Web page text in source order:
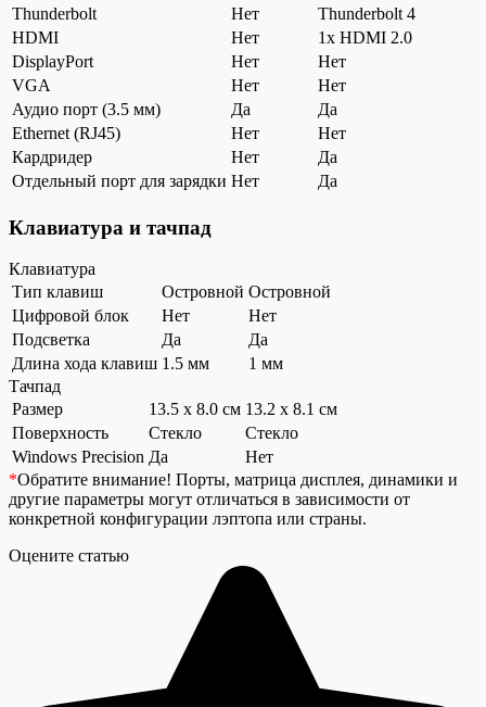
Thunderbolt
Нет
Thunderbolt 4
HDMI
Нет
1x HDMI 2.0
DisplayPort
Нет
Нет
VGA
Нет
Нет
Аудио порт (3.5 мм)
Да
Да
Ethernet (RJ45)
Нет
Нет
Кардридер
Нет
Да
Отдельный порт для зарядки Нет Да
Клавиатура и тачпад
Клавиатура
Тип клавиш
Островной Островной
Цифровой блок
Нет
Нет
Подсветка
Да
Да
Длина хода клавиш 1.5 мм
1 мм
Тачпад
Размер
13.5 x 8.0 см 13.2 x 8.1 см
Поверхность
Стекло
Стекло
Windows Precision Да
Нет
*Обратите внимание! Порты, матрица дисплея, динамики и
другие параметры могут отличаться в зависимости от
конкретной конфигурации лэптопа или страны.
Оцените статью